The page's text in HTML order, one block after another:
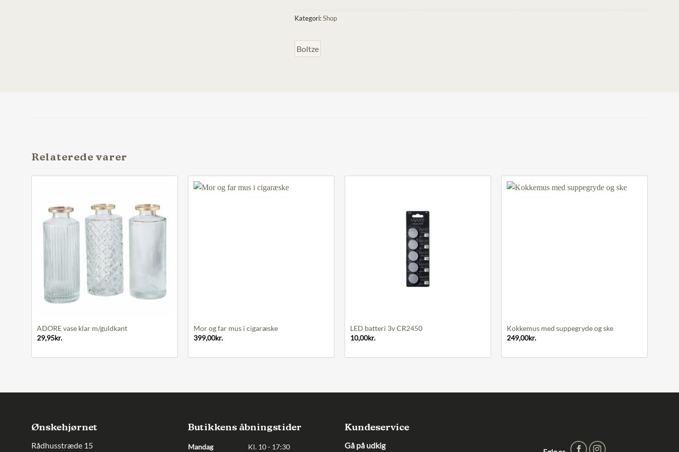
Kategori:Shop
Boltze
Relaterede varer
ADORE vase klar m/guldkant
29,95kr.
Mor og far mus i cigaræske
399,00kr.
LED batteri 3v CR2450
10,00kr.
Kokkemus med suppegryde og ske
249,00kr.
Ønskehjørnet
Rådhusstræde 15
Butikkens åbningstider
Mandag Kl. 10 - 17:30
Kundeservice
Gå på udkig